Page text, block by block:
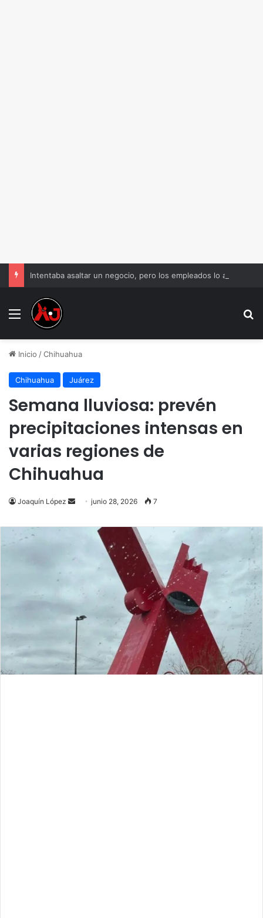
Menu
Inicio /Chihuahua
Chihuahua Juárez
Semana lluviosa: prevén
precipitaciones intensas en
varias regiones de
Chihuahua
Joaquín López
Send
email
junio 28, 2026 7